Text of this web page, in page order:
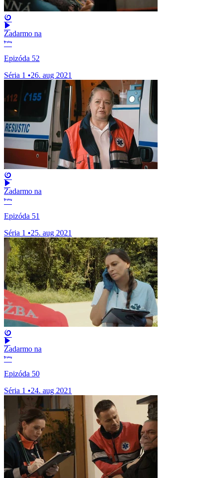
Zadarmo na
Epizóda 52
Séria 1 •26. aug 2021
Zadarmo na
Epizóda 51
Séria 1 •25. aug 2021
Zadarmo na
Epizóda 50
Séria 1 •24. aug 2021